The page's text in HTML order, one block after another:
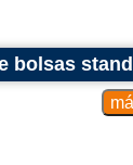
tipos de máquinas
satisfacer
tipos principales
bolsas